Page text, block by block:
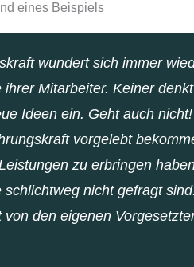
eines Beispiels
wundert sich immer
ihrer Mitarbeiter. Keiner
Ideen ein. Geht auch
vorgelebt
zu erbringen
schlichtweg nicht gefragt
von den eigenen